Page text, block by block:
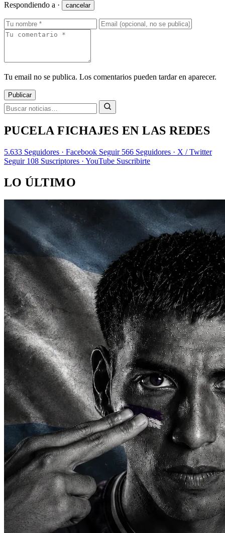
Respondiendo a · cancelar
Tu email no se publica. Los comentarios pueden tardar en aparecer.
Publicar
PUCELA FICHAJES EN LAS REDES
5.633 Seguidores · Facebook Seguir 566 Seguidores · X / Twitter
Seguir 108 Suscriptores · YouTube Suscribirte
LO ÚLTIMO